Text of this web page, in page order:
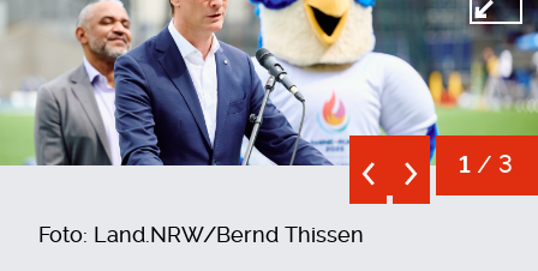
Foto: Land.NRW/Bernd Thissen
1 / 3